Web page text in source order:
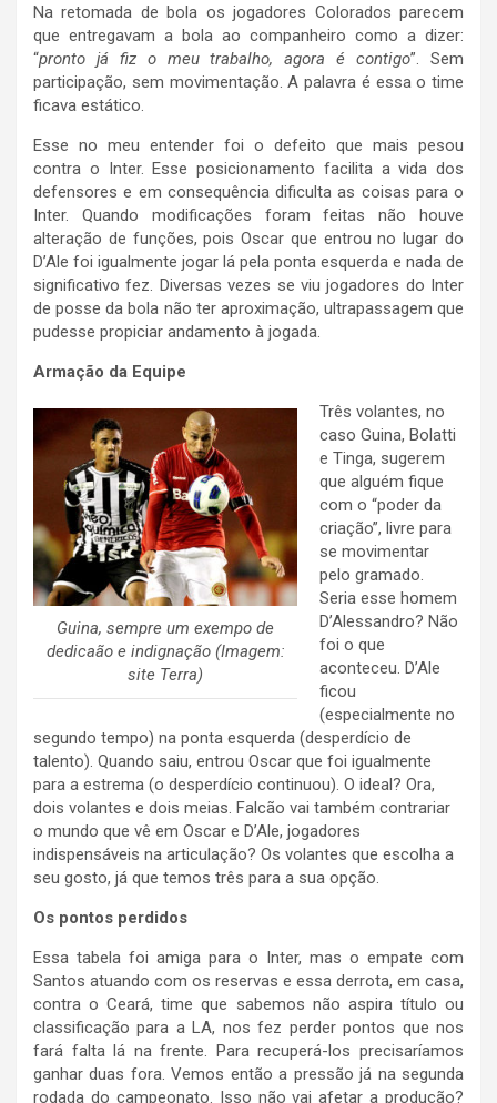
Na retomada de bola os jogadores Colorados parecem
que entregavam a bola ao companheiro como a dizer:
“pronto já fiz o meu trabalho, agora é contigo”. Sem
participação, sem movimentação. A palavra é essa o time
ficava estático.
Esse no meu entender foi o defeito que mais pesou
contra o Inter. Esse posicionamento facilita a vida dos
defensores e em consequência dificulta as coisas para o
Inter. Quando modificações foram feitas não houve
alteração de funções, pois Oscar que entrou no lugar do
D’Ale foi igualmente jogar lá pela ponta esquerda e nada de
significativo fez. Diversas vezes se viu jogadores do Inter
de posse da bola não ter aproximação, ultrapassagem que
pudesse propiciar andamento à jogada.
Armação da Equipe
Guina, sempre um exempo de
dedicaão e indignação (Imagem:
site Terra)
Três volantes, no
caso Guina, Bolatti
e Tinga, sugerem
que alguém fique
com o “poder da
criação”, livre para
se movimentar
pelo gramado.
Seria esse homem
D’Alessandro? Não
foi o que
aconteceu. D’Ale
ficou
(especialmente no
segundo tempo) na ponta esquerda (desperdício de
talento). Quando saiu, entrou Oscar que foi igualmente
para a estrema (o desperdício continuou). O ideal? Ora,
dois volantes e dois meias. Falcão vai também contrariar
o mundo que vê em Oscar e D’Ale, jogadores
indispensáveis na articulação? Os volantes que escolha a
seu gosto, já que temos três para a sua opção.
Os pontos perdidos
Essa tabela foi amiga para o Inter, mas o empate com
Santos atuando com os reservas e essa derrota, em casa,
contra o Ceará, time que sabemos não aspira título ou
classificação para a LA, nos fez perder pontos que nos
fará falta lá na frente. Para recuperá-los precisaríamos
ganhar duas fora. Vemos então a pressão já na segunda
rodada do campeonato. Isso não vai afetar a produção?